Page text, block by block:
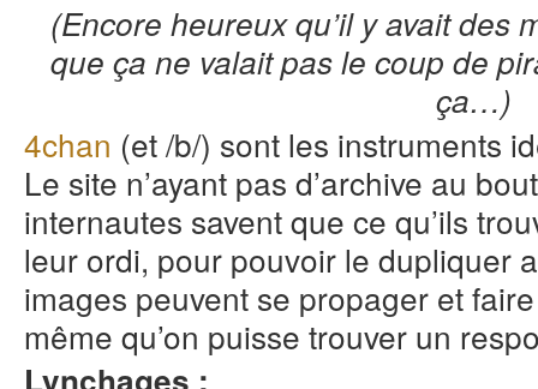
(Encore heureux qu’il y avait des
que ça ne valait pas le coup de
ça…)
4chan (et /b/) sont les instruments
Le site n’ayant pas d’archive au
internautes savent que ce qu’ils
leur ordi, pour pouvoir le dupliquer
images peuvent se propager et
même qu’on puisse trouver un
Lynchages :